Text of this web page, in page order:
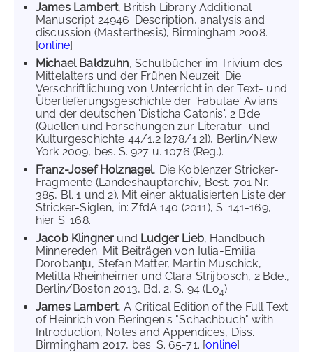
James Lambert, British Library Additional
Manuscript 24946. Description, analysis and
discussion (Masterthesis), Birmingham 2008.
[online]
Michael Baldzuhn, Schulbücher im Trivium des
Mittelalters und der Frühen Neuzeit. Die
Verschriftlichung von Unterricht in der Text- und
Überlieferungsgeschichte der 'Fabulae' Avians
und der deutschen 'Disticha Catonis', 2 Bde.
(Quellen und Forschungen zur Literatur- und
Kulturgeschichte 44/1.2 [278/1.2]), Berlin/New
York 2009, bes. S. 927 u. 1076 (Reg.).
Franz-Josef Holznagel, Die Koblenzer Stricker-
Fragmente (Landeshauptarchiv, Best. 701 Nr.
385, Bl. 1 und 2). Mit einer aktualisierten Liste der
Stricker-Siglen, in: ZfdA 140 (2011), S. 141-169,
hier S. 168.
Jacob Klingner und Ludger Lieb, Handbuch
Minnereden. Mit Beiträgen von Iulia-Emilia
Dorobanţu, Stefan Matter, Martin Muschick,
Melitta Rheinheimer und Clara Strijbosch, 2 Bde.,
Berlin/Boston 2013, Bd. 2, S. 94 (Lo4).
James Lambert, A Critical Edition of the Full Text
of Heinrich von Beringen's "Schachbuch" with
Introduction, Notes and Appendices, Diss.
Birmingham 2017, bes. S. 65-71. [online]